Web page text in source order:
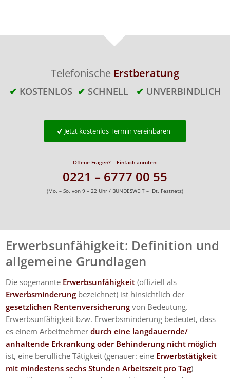
Telefonische Erstberatung
✔ KOSTENLOS ✔ SCHNELL ✔ UNVERBINDLICH
Jetzt kostenlos Termin vereinbaren
Offene Fragen? – Einfach anrufen:
0221 – 6777 00 55
(Mo. – So. von 9 – 22 Uhr / BUNDESWEIT – Dt. Festnetz)
Erwerbsunfähigkeit: Definition und
allgemeine Grundlagen
Die sogenannte Erwerbsunfähigkeit (offiziell als
Erwerbsminderung bezeichnet) ist hinsichtlich der
gesetzlichen Rentenversicherung von Bedeutung.
Erwerbsunfähigkeit bzw. Erwerbsminderung bedeutet, dass
es einem Arbeitnehmerdurch eine langdauernde/
anhaltende Erkrankung oder Behinderung nicht möglich
ist, eine berufliche Tätigkeit (genauer: eine Erwerbstätigkeit
mit mindestens sechs Stunden Arbeitszeit pro Tag)